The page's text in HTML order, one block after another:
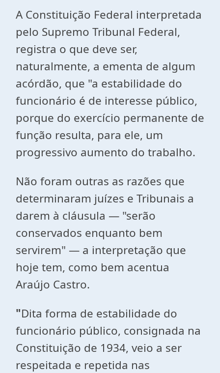
A Constituição Federal interpretada
pelo Supremo Tribunal Federal,
registra o que deve ser,
naturalmente, a ementa de algum
acórdão, que "a estabilidade do
funcionário é de interesse público,
porque do exercício permanente de
função resulta, para ele, um
progressivo aumento do trabalho.
Não foram outras as razões que
determinaram juízes e Tribunais a
darem à cláusula — "serão
conservados enquanto bem
servirem" — a interpretação que
hoje tem, como bem acentua
Araújo Castro.
"Dita forma de estabilidade do
funcionário público, consignada na
Constituição de 1934, veio a ser
respeitada e repetida nas